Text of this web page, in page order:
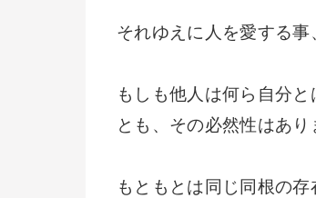
それゆえに人を愛する
もしも他人は何ら自分
とも、その必然性はあり
もともとは同じ同根の